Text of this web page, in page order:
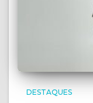
DESTAQUES